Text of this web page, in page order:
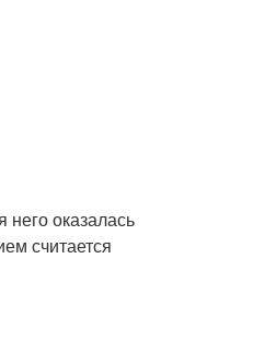
него оказалась
считается